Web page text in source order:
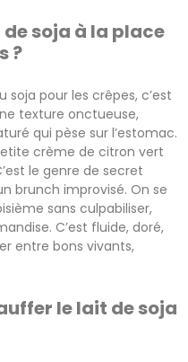
soja à la place
?
pour les crêpes, c’est
texture onctueuse,
qui pèse sur l’estomac.
crème de citron vert
le genre de secret
brunch improvisé. On se
sans culpabiliser,
C’est fluide, doré,
entre bons vivants,
le lait de soja